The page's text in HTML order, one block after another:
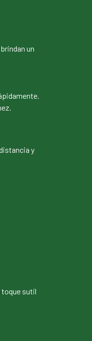
un
y
toque sutil